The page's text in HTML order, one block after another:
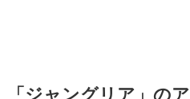
「ジャングリア」の